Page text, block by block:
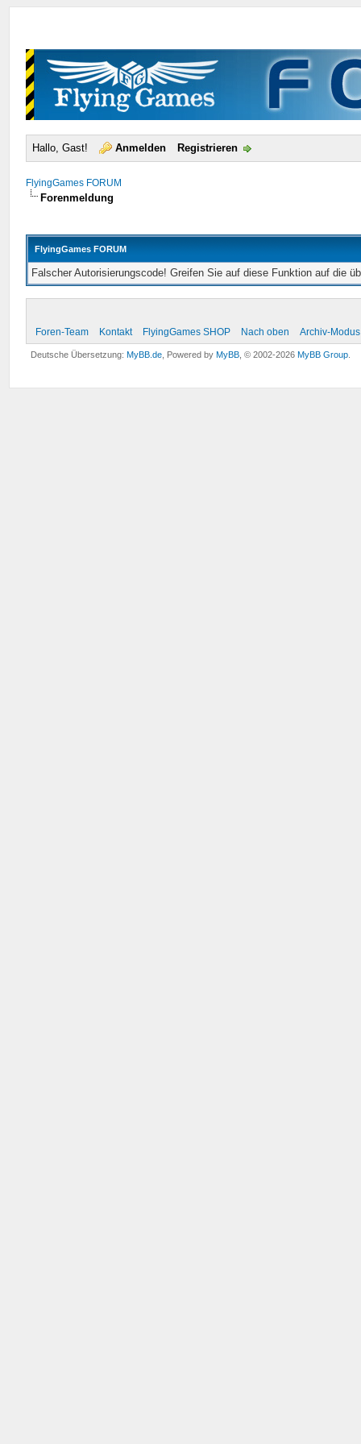
Hallo, Gast! Anmelden Registrieren
FlyingGames FORUM
Forenmeldung
FlyingGames FORUM
Falscher Autorisierungscode! Greifen Sie auf diese Funktion auf die
Foren-Team Kontakt FlyingGames SHOP Nach oben Archiv-Modus
Deutsche Übersetzung:MyBB.de , Powered byMyBB , © 2002-2026MyBB Group